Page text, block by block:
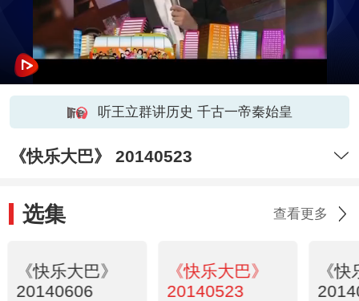
听王立群讲历史 千古一帝秦始皇
《快乐大巴》 20140523
选集 查看更多
《快乐大巴》
20140606
《快乐大巴》
20140523
《